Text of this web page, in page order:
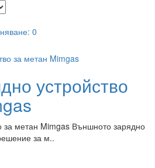
0
устройство
за метан Mimgas Външното зарядно
за м..